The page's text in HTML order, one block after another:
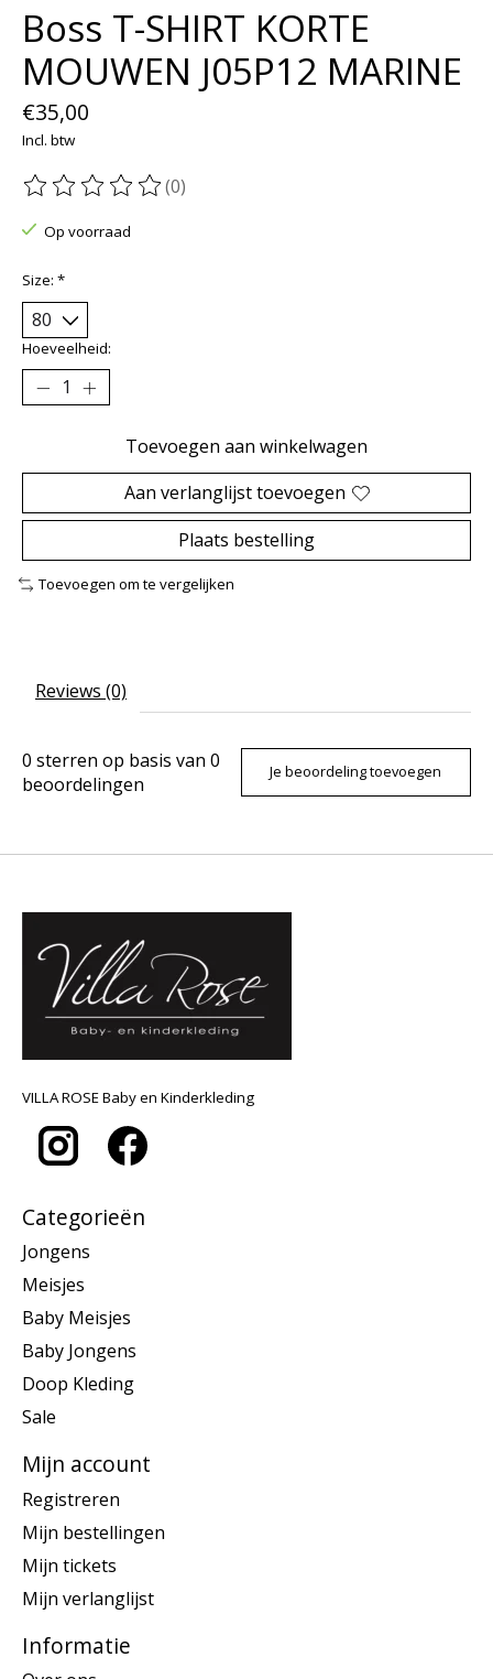
Boss T-SHIRT KORTE
MOUWEN J05P12 MARINE
€35,00
Incl. btw
De beoordeling van dit product is
(0)
Op voorraad
Size: *
Hoeveelheid:
Toevoegen aan winkelwagen
Aan verlanglijst toevoegen
Plaats bestelling
Toevoegen om te vergelijken
Reviews (0)
0 sterren op basis van 0
beoordelingen
Je beoordeling toevoegen
VILLA ROSE Baby en Kinderkleding
Categorieën
Jongens
Meisjes
Baby Meisjes
Baby Jongens
Doop Kleding
Sale
Mijn account
Registreren
Mijn bestellingen
Mijn tickets
Mijn verlanglijst
Informatie